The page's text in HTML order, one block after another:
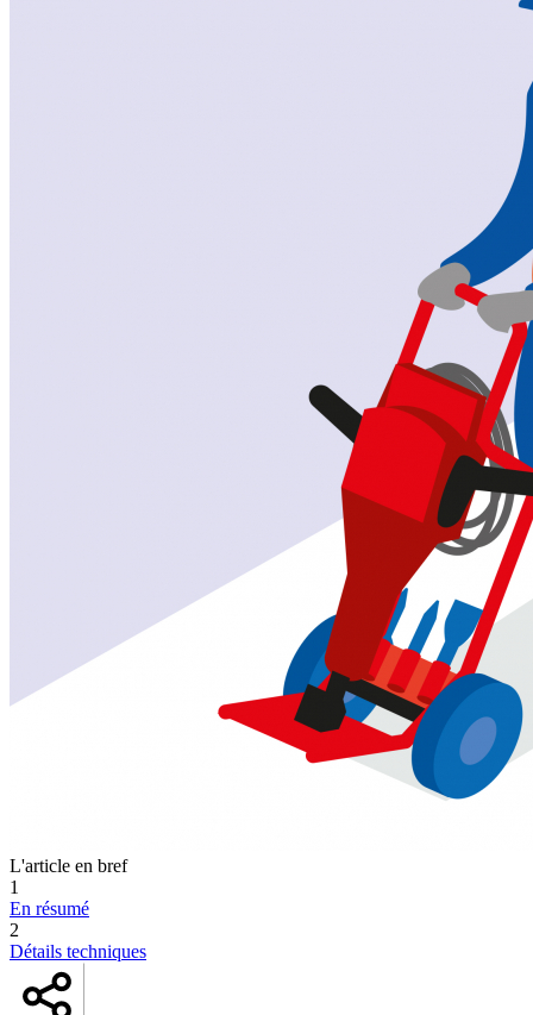
L'article en bref
1
En résumé
2
Détails techniques